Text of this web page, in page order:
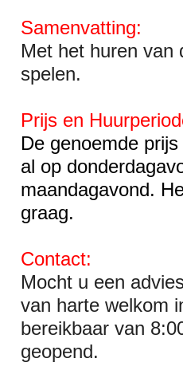
Samenvatting:
Met het huren van
spelen.
Prijs en
De genoemde
al op
maandagavond.
graag.
Contact:
Mocht u een
van harte welkom
bereikbaar van
geopend.